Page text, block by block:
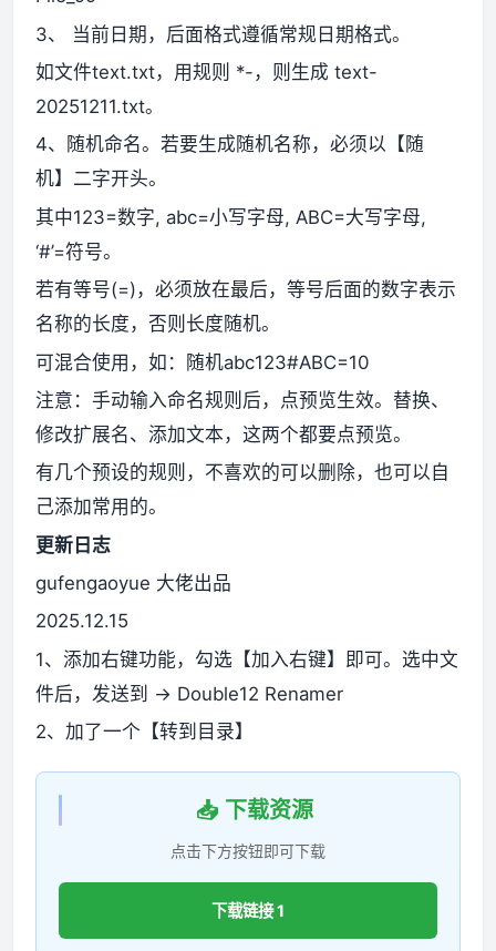
3、 当前日期，后面格式遵循常规日期格式。
如文件text.txt，用规则 *-，则生成 text-
20251211.txt。
4、随机命名。若要生成随机名称，必须以【随
机】二字开头。
其中123=数字, abc=小写字母, ABC=大写字母,
‘#’=符号。
若有等号(=)，必须放在最后，等号后面的数字表示
名称的长度，否则长度随机。
可混合使用，如：随机abc123#ABC=10
注意：手动输入命名规则后，点预览生效。替换、
修改扩展名、添加文本，这两个都要点预览。
有几个预设的规则，不喜欢的可以删除，也可以自
己添加常用的。
更新日志
gufengaoyue 大佬出品
2025.12.15
1、添加右键功能，勾选【加入右键】即可。选中文
件后，发送到 -> Double12 Renamer
2、加了一个【转到目录】
📥 下载资源
点击下方按钮即可下载
下载链接 1